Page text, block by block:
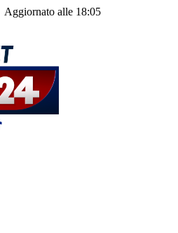
Aggiornato alle 18:05